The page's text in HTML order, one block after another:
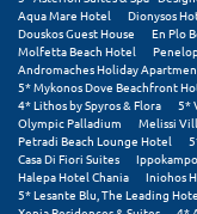
Aqua Mare Hotel
Dionysos
Douskos Guest House
En Plo
Molfetta Beach Hotel
Andromaches Holiday
5* Mykonos Dove Beachfront
4* Lithos by Spyros & Flora
5*
Olympic Palladium
Melissi
Petradi Beach Lounge Hotel
Casa Di Fiori Suites
Halepa Hotel Chania
Iniohos
5* Lesante Blu, The Leading